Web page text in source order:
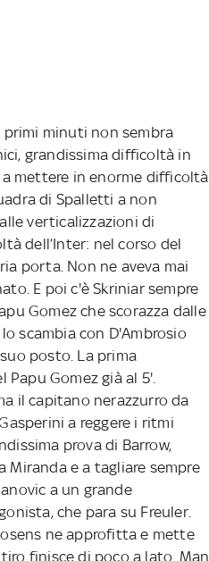
minuti non sembra
grandissima difficoltà in
a mettere in enorme difficoltà
di Spalletti a non
verticalizzazioni di
dell’Inter: nel corso del
porta. Non ne aveva mai
E poi c'è Skriniar sempre
Gomez che scorazza dalle
scambia con D'Ambrosio
posto. La prima
Gomez già al 5'.
il capitano nerazzurro da
a reggere i ritmi
prova di Barrow,
Miranda e a tagliare sempre
a un grande
che para su Freuler.
ne approfitta e mette
finisce di poco a lato. Man